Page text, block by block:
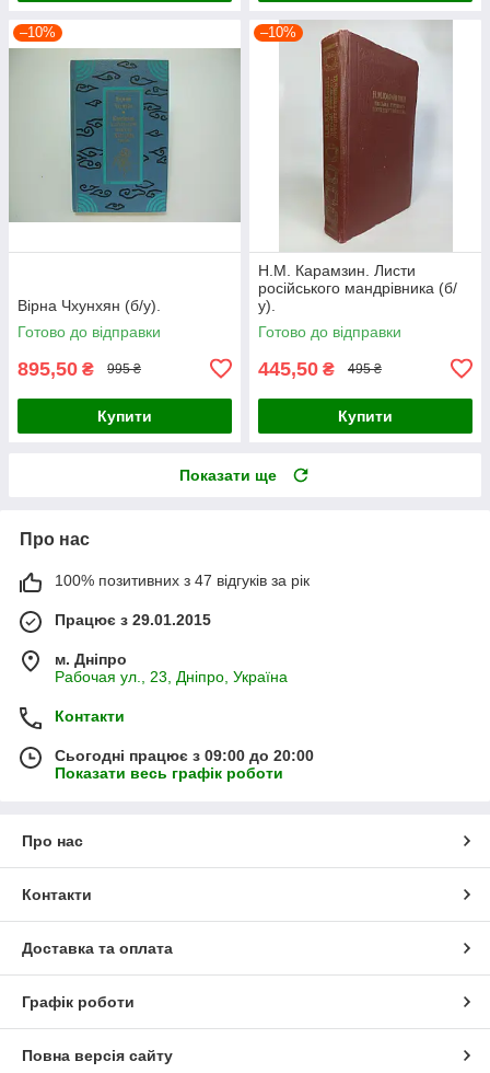
–10%
Вірна Чхунхян (б/у).
Готово до відправки
895,50 ₴ 995 ₴
Купити
–10%
Н.М. Карамзин. Листи
російського мандрівника (б/
у).
Готово до відправки
445,50 ₴ 495 ₴
Купити
Показати ще
Про нас
100% позитивних з 47 відгуків за рік
Працює з 29.01.2015
м. Дніпро
Рабочая ул., 23, Дніпро, Україна
Контакти
Сьогодні працює з 09:00 до 20:00
Показати весь графік роботи
Про нас
Контакти
Доставка та оплата
Графік роботи
Повна версія сайту